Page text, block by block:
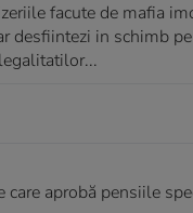
facute de mafia
desfiintezi in schimb
aprobă pensiile